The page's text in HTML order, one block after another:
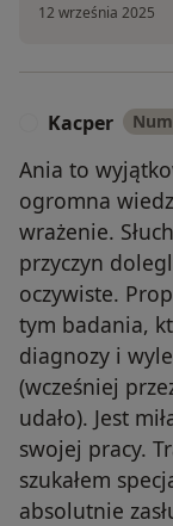
12 września 2025
Kacper
Ania to
ogromna
wrażenie.
przyczyn
oczywiste.
tym badania,
diagnozy i
(wcześniej
udało). Jest
swojej pracy.
szukałem
absolutnie